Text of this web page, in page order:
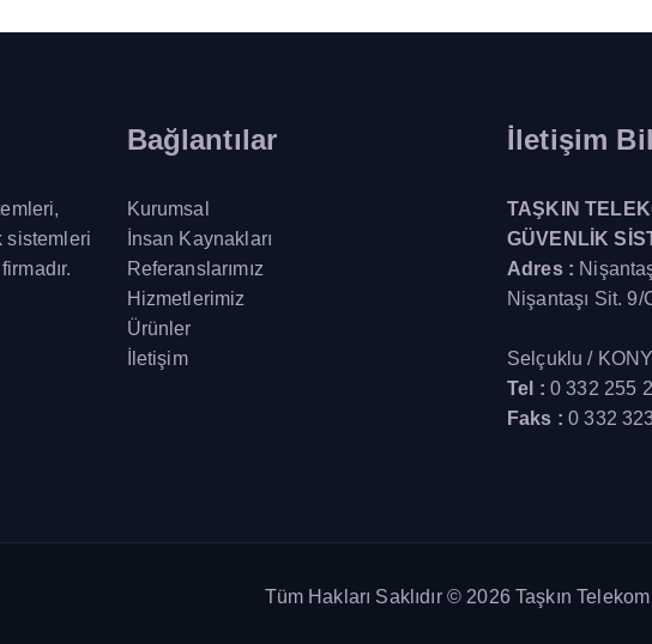
sistemleri
Bağlantılar
Kurumsal
İnsan Kaynakları
Referanslarımız
Hizmetlerimiz
Ürünler
İletişim
İletişim
TAŞKIN
GÜVENLİK
Adres :
Nişantaşı Sit. 9/
Selçuklu /
Tel : 0 332 255
Faks :0 332
Tüm Hakları Saklıdır © 2026 Taşkın Telekom